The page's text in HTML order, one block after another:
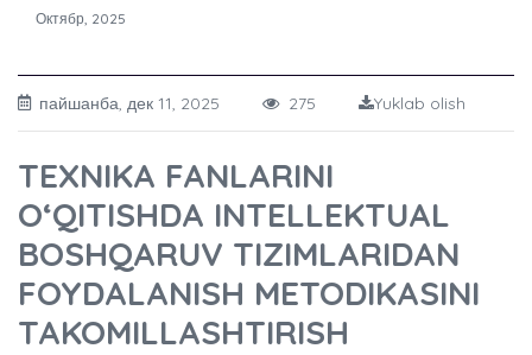
Октябр, 2025
пайшанба, дек 11, 2025 275 Yuklab olish
TEXNIKA FANLARINI
O‘QITISHDA INTELLEKTUAL
BOSHQARUV TIZIMLARIDAN
FOYDALANISH METODIKASINI
TAKOMILLASHTIRISH